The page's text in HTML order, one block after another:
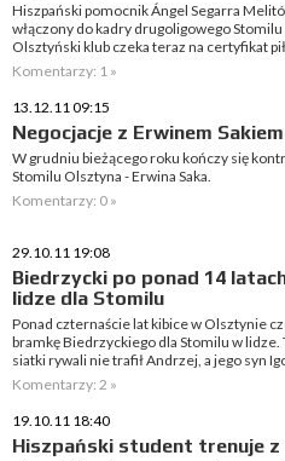
Hiszpański pomocnik Ángel Segarra
włączony do kadry drugoligowego
Olsztyński klub czeka teraz na certyfikat
Komentarzy: 1 »
13.12.11 09:15
Negocjacje z Erwinem Sakiem
W grudniu bieżącego roku kończy się
Stomilu Olsztyna - Erwina Saka.
Komentarzy: 0 »
29.10.11 19:08
Biedrzycki po ponad 14
lidze dla Stomilu
Ponad czternaście lat kibice w Olsztynie
bramkę Biedrzyckiego dla Stomilu w lidze.
siatki rywali nie trafił Andrzej, a jego syn
Komentarzy: 2 »
19.10.11 18:40
Hiszpański student trenuje z